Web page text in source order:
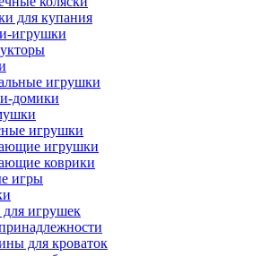
для купания
игрушки
игрушки
домики
игрушки
игрушки
коврики
игры
игрушек
для кроваток